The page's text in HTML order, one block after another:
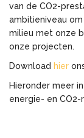
van de CO2-
ambitieniveau
milieu met onze
onze projecten.
Download hier
Hieronder meer
energie- en